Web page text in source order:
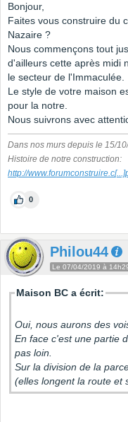
Bonjour,
Faites vous construire du
Nazaire ?
Nous commençons tout
d'ailleurs cette après midi
le secteur de l'Immaculée.
Le style de votre maison
pour la notre.
Nous suivrons avec
Dans nos murs depuis le 15/
Histoire de notre construction:
http://www.forumconstruire.c[...]
0
Philou44
Le 07/04/2019 à
Maison BC a écrit:
Oui, nous aurons des
En face c'est une partie
pas loin.
Sur la division de la
(elles longent la route et